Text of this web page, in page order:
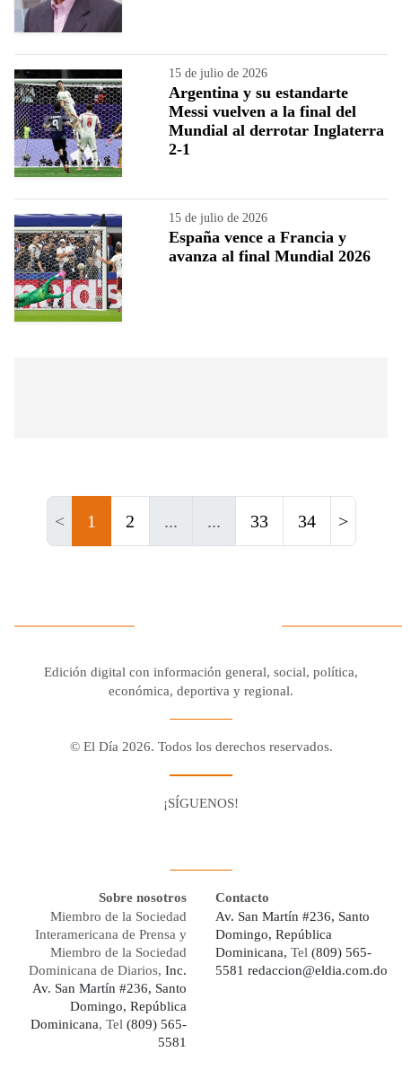
15 de julio de 2026
Argentina y su estandarte
Messi vuelven a la final del
Mundial al derrotar Inglaterra
2-1
15 de julio de 2026
España vence a Francia y
avanza al final Mundial 2026
< 1 2 ... ... 33 34 >
Edición digital con información general, social, política,
económica, deportiva y regional.
© El Día 2026. Todos los derechos reservados.
¡SÍGUENOS!
Sobre nosotros
Miembro de la Sociedad
Interamericana de Prensa y
Miembro de la Sociedad
Dominicana de Diarios, Inc.
Av. San Martín #236, Santo
Domingo, República
Dominicana, Tel (809) 565-
5581
Contacto
Av. San Martín #236, Santo
Domingo, República
Dominicana, Tel (809) 565-
5581 redaccion@eldia.com.do